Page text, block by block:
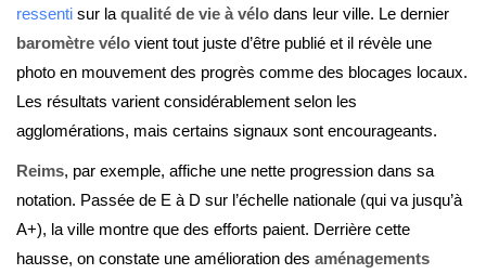
ressenti sur la qualité de vie à vélo dans leur ville. Le dernier
baromètre vélo vient tout juste d’être publié et il révèle une
photo en mouvement des progrès comme des blocages locaux.
Les résultats varient considérablement selon les
agglomérations, mais certains signaux sont encourageants.
Reims, par exemple, affiche une nette progression dans sa
notation. Passée de E à D sur l’échelle nationale (qui va jusqu’à
A+), la ville montre que des efforts paient. Derrière cette
hausse, on constate une amélioration des aménagements